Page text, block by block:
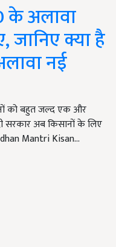
के अलावा
क्या है
नई
को बहुत जल्द एक और
सरकार अब किसानों के लिए
Mantri Kisan…